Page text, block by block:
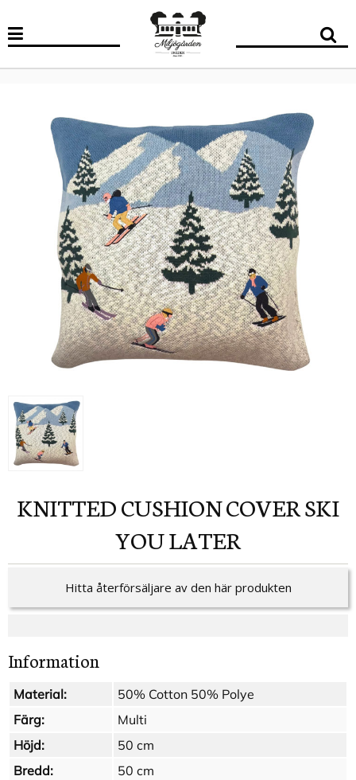
KNITTED CUSHION COVER SKI
YOU LATER
Hitta återförsäljare av den här produkten
Information
Material:
50% Cotton 50% Polye
Färg:
Multi
Höjd:
50 cm
Bredd:
50 cm